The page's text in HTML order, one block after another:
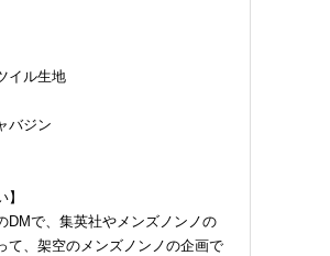
イル生地
バジン
DMで、集英社やメンズノンノの
て、架空のメンズノンノの企画で